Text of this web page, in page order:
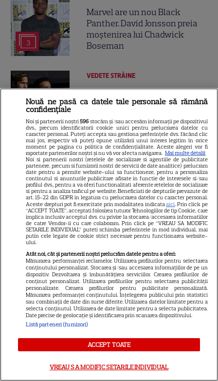
3
Marvel are un nou Black
Panther. David Jonsson preia
moștenirea lui Chadwick
Boseman
7
VEDETE STRĂINE
Ryan Gosling este noul Ghost
Rider din Universul Marvel.
a entuziasmat pe fani
DISNEY PLUS
„Diavolul se îmbracă de la
Prada 2” s-a lansat pe Disney+.
Meryl Streep și Anne
Hathaway revin la revista
Runway
9
Meryl Streep, gest
impresionant pentru Anne
Hathaway și Emily Blunt la
„Diavolul se îmbracă de la
Prada 2”. Ce salarii ar fi primit
actrițele
VEDETE STRĂINE
pentru noul său film! Ce
Nouă ne pasă ca datele tale personale să rămână
confidențiale
Noi și partenerii noștri596 stocăm și/sau accesăm informații pe dispozitivul
dvs., precum identificatorii cookie unici pentru prelucrarea datelor cu
caracter personal. Puteți accepta sau gestiona preferințele dvs. făcând clic
mai jos, respectiv vă puteți opune utilizării unui interes legitim în orice
moment pe pagina cu politica de confidențialitate. Aceste alegeri vor fi
raportate partenerilor noștri și nu vă vor afecta navigarea. Mai multe detalii
Noi si partenerii nostri (retelele de socializare si agentiile de publicitate
partenere, precum si furnizorii nostri de servicii de date analitice) prelucram
date pentru a permite website-ului sa functioneze, pentru a personaliza
continutul si anunturile publicitare afisate in functie de interesele si/sau
profilul dvs., pentru a va oferi functionalitati aferente retelelor de socializare
si pentru a analiza traficul pe website. Beneficiati de drepturile prevazute de
art. 15-22 din GDPR in legatura cu prelucrarea datelor cu caracter personal.
Aceste drepturi pot fi exercitate prin modalitatea indicataaici. Prin click pe
“ACCEPT TOATE”, acceptati folosirea tuturor Tehnologiilor de tip Cookie, care
implica inclusiv acceptul dvs. cu privire la stocarea/accesarea informatiilor
de catre Vendor-ii cu care colaboram. Prin click pe “VREAU SA MODIFIC
SETARILE INDIVIDUAL” puteti schimba preferintele in mod individual, mai
putin cele legate de cookie strict necesare pentru functionarea website-
ului.
Atât noi, cât și partenerii noștri prelucrăm datele pentru a oferi:
Măsurarea performanței reclamelor. Utilizarea profilurilor pentru selectarea
conținutului personalizat. Stocarea și/sau accesarea informațiilor de pe un
dispozitiv. Dezvoltarea și îmbunătățirea serviciilor. Crearea profilurilor de
conținut personalizat. Utilizarea profilurilor pentru selectarea publicității
personalizate. Crearea profilurilor pentru publicitate personalizată.
Măsurarea performanței conținutului. Înțelegerea publicului prin statistici
sau combinații de date din surse diferite. Utilizarea datelor limitate pentru a
selecta conținutul. Utilizarea de date limitate pentru a selecta publicitatea.
Date precise de geolocație și identificarea prin scanarea dispozitivului.
Listă parteneri (furnizori)
ACCEPT TOATE
VREAU SA MODIFIC SETARILE INDIVIDUAL